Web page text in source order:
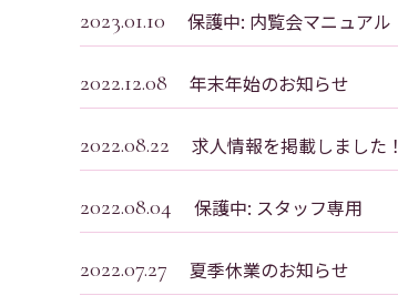
2023.01.10 保護中: 内覧会マニュアル
2022.12.08 年末年始のお知らせ
2022.08.22 求人情報を掲載しました！
2022.08.04 保護中: スタッフ専用
2022.07.27 夏季休業のお知らせ